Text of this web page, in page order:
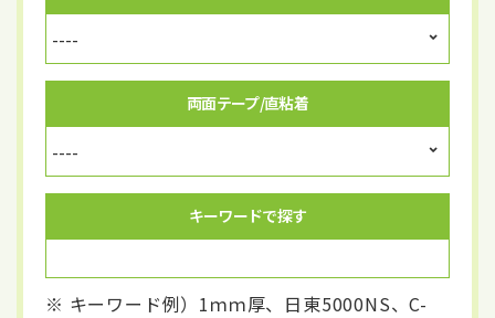
両面テープ/直粘着
キーワードで探す
※ キーワード例）1ｍｍ厚、日東5000NS、C-